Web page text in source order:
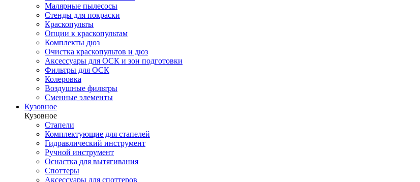
Малярные пылесосы
Стенды для покраски
Краскопульты
Опции к краскопультам
Комплекты дюз
Очистка краскопультов и дюз
Аксессуары для ОСК и зон подготовки
Фильтры для ОСК
Колеровка
Воздушные фильтры
Сменные элементы
Кузовное
Кузовное
Стапели
Комплектующие для стапелей
Гидравлический инструмент
Ручной инструмент
Оснастка для вытягивания
Споттеры
Аксессуары для споттеров